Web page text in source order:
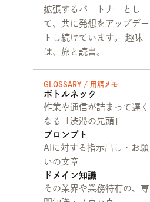
拡張するパートナーとし
て、共に発想をアップデー
トし続けています。 趣味
は、旅と読書。
GLOSSARY / 用語メモ
ボトルネック
作業や通信が詰まって遅く
なる「渋滞の先頭」
プロンプト
AIに対する指示出し・お願
いの文章
ドメイン知識
その業界や業務特有の、専